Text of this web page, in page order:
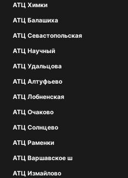
АТЦ Химки
АТЦ Балашиха
АТЦ Севастопольская
АТЦ Научный
АТЦ Удальцова
АТЦ Алтуфьево
АТЦ Лобненская
АТЦ Очаково
АТЦ Солнцево
АТЦ Раменки
АТЦ Варшавское ш
АТЦ Измайлово